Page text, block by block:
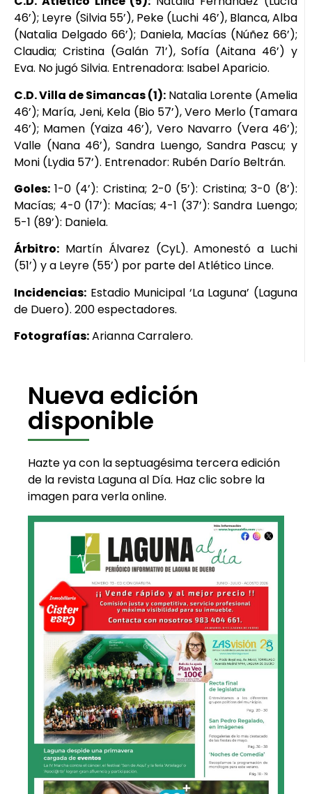
46’); Leyre (Silvia 55’), Peke (Luchi 46’), Blanca, Alba
(Natalia Delgado 66’); Daniela, Macías (Núñez 66’);
Claudia; Cristina (Galán 71’), Sofía (Aitana 46’) y
Eva. No jugó Silvia. Entrenadora: Isabel Aparicio.
C.D. Villa de Simancas (1): Natalia Lorente (Amelia
46’); María, Jeni, Kela (Bio 57’), Vero Merlo (Tamara
46’); Mamen (Yaiza 46’), Vero Navarro (Vera 46’);
Valle (Nana 46’), Sandra Luengo, Sandra Pascu; y
Moni (Lydia 57’). Entrenador: Rubén Darío Beltrán.
Goles: 1-0 (4’): Cristina; 2-0 (5’): Cristina; 3-0 (8’):
Macías; 4-0 (17’): Macías; 4-1 (37’): Sandra Luengo;
5-1 (89’): Daniela.
Árbitro: Martín Álvarez (CyL). Amonestó a Luchi
(51’) y a Leyre (55’) por parte del Atlético Lince.
Incidencias: Estadio Municipal ‘La Laguna’ (Laguna
de Duero). 200 espectadores.
Fotografías:Arianna Carralero.
Nueva edición
disponible
Hazte ya con la septuagésima tercera edición
de la revista Laguna al Día. Haz clic sobre la
imagen para verla online.